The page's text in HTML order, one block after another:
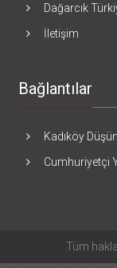
Dağarcık
İletişim
Bağlantılar
Kadıköy
Cumhuriyetçi
Tüm